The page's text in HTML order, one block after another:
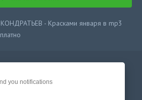
КОНДРАТЬЕВ - Красками января в mp3
ты не моя
you notifications